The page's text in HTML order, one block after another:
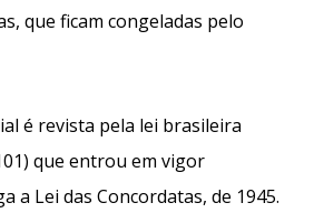
que ficam congeladas pelo
é revista pela lei brasileira
que entrou em vigor
a Lei das Concordatas, de 1945.